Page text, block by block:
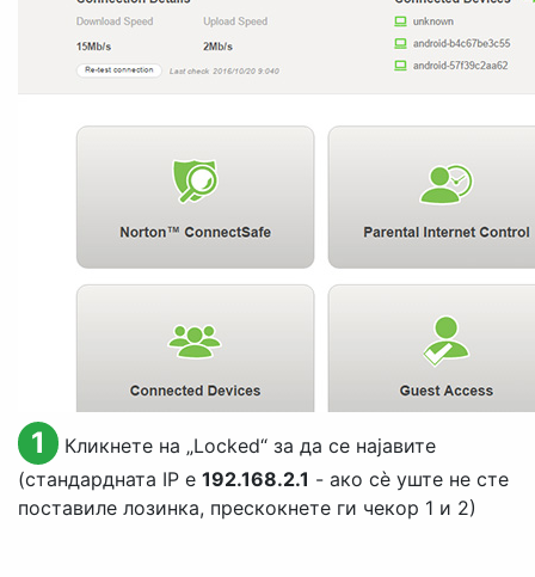
1 Кликнете на „Locked“ за да се најавите
(стандардната IP е 192.168.2.1 - ако сè уште не сте
поставиле лозинка, прескокнете ги чекор 1 и 2)